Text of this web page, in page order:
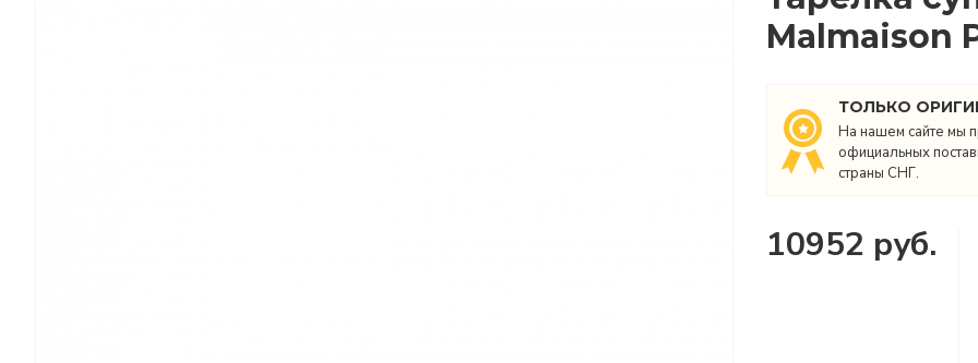
Malmaison
ТОЛЬКО
На нашем сайте мы
официальных
страны СНГ.
10952 руб.